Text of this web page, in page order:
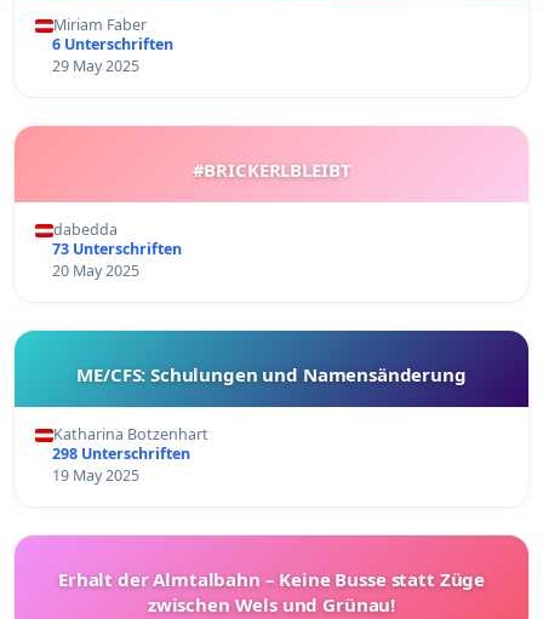
Miriam Faber
6 Unterschriften
29 May 2025
#BRICKERLBLEIBT
dabedda
73 Unterschriften
20 May 2025
ME/CFS: Schulungen und Namensänderung
Katharina Botzenhart
298 Unterschriften
19 May 2025
Erhalt der Almtalbahn – Keine Busse statt Züge
zwischen Wels und Grünau!